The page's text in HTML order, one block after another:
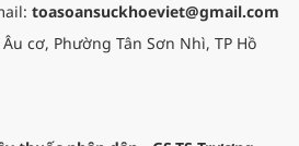
toasoansuckhoeviet@gmail.com
cơ, Phường Tân Sơn Nhì, TP Hồ